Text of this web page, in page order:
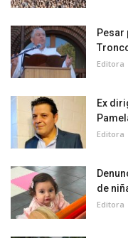
Pesar
Editora
Ex
Editora
de
Editora